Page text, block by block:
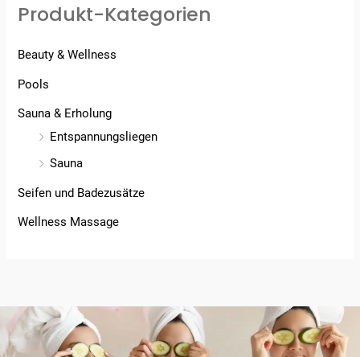
Produkt-Kategorien
Beauty & Wellness
Pools
Sauna & Erholung
Entspannungsliegen
Sauna
Seifen und Badezusätze
Wellness Massage